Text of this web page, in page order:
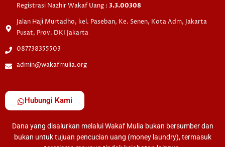
Registrasi Nazhir Wakaf Uang : 3.3.00308
Jalan Haji Murtadho, kel. Paseban, Ke. Senen, Kota Adm, Jakarta
Pusat, Prov. DKI Jakarta
087738355503
admin@wakafmulia.org
Hubungi Kami
Dana yang disalurkan melalui Wakaf Mulia bukan bersumber dan
bukan untuk tujuan pencucian uang (money laundry), termasuk